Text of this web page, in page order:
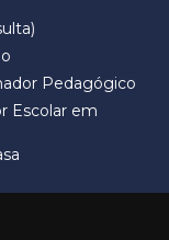
Pedagógico
Escolar em